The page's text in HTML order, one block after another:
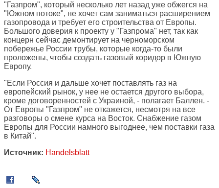
"Газпром", который несколько лет назад уже обжегся на
"Южном потоке", не хочет сам заниматься расширением
газопровода и требует его строительства от Европы.
Большого доверия к проекту у "Газпрома" нет, так как
концерн сейчас демонтирует на черноморском
побережье России трубы, которые когда-то были
проложены, чтобы создать газовый коридор в Южную
Европу.
"Если Россия и дальше хочет поставлять газ на
европейский рынок, у нее не остается другого выбора,
кроме договоренностей с Украиной, - полагает Баллен. -
От Европы "Газпром" не откажется, несмотря на все
разговоры о смене курса на Восток. Снабжение газом
Европы для России намного выгоднее, чем поставки газа
в Китай".
Источник: Handelsblatt